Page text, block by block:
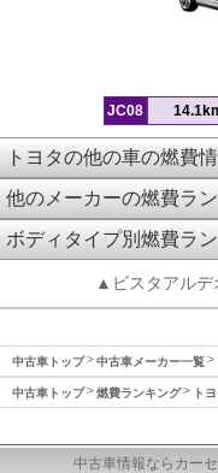
JC08
トヨタの他の車の燃費
他のメーカーの燃費ラ
ボディタイプ別燃費ラ
▲ビスタアルデ
中古車トップ 中古車メーカー一覧
中古車トップ 燃費ランキング ト
中古車情報ならカー